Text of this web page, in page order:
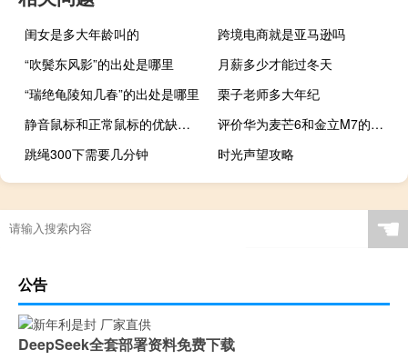
闺女是多大年龄叫的
跨境电商就是亚马逊吗
“吹鬓东风影”的出处是哪里
月薪多少才能过冬天
“瑞绝龟陵知几春”的出处是哪里
栗子老师多大年纪
静音鼠标和正常鼠标的优缺点（静音鼠标）
评价华为麦芒6和金立M7的性能
跳绳300下需要几分钟
时光声望攻略
☚
公告
DeepSeek全套部署资料免费下载